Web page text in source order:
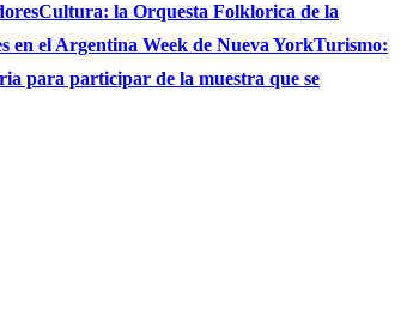
Cultura: la Orquesta Folklorica de la
en el Argentina Week de Nueva YorkTurismo:
para participar de la muestra que se